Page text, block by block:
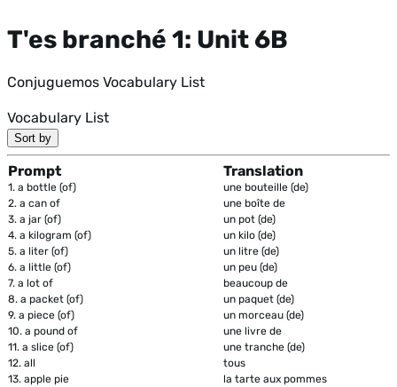
T'es branché 1: Unit 6B
Conjuguemos Vocabulary List
Vocabulary List
Sort by
Prompt Translation
1. a bottle (of)
une bouteille (de)
2. a can of
une boîte de
3. a jar (of)
un pot (de)
4. a kilogram (of)
un kilo (de)
5. a liter (of)
un litre (de)
6. a little (of)
un peu (de)
7. a lot of
beaucoup de
8. a packet (of)
un paquet (de)
9. a piece (of)
un morceau (de)
10. a pound of
une livre de
11. a slice (of)
une tranche (de)
12. all
tous
13. apple pie
la tarte aux pommes